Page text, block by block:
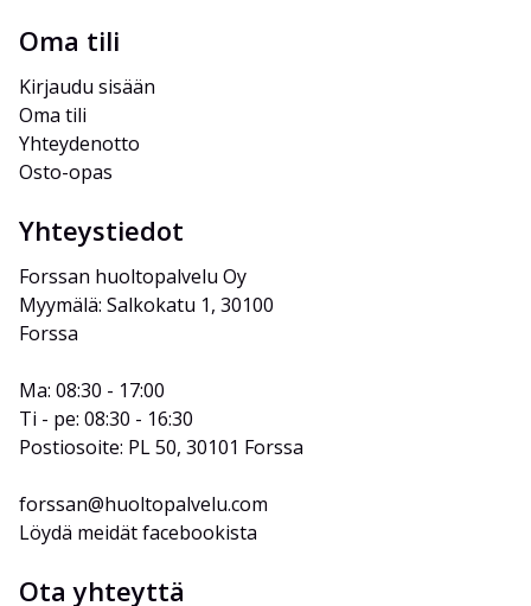
Oma tili
Kirjaudu sisään
Oma tili
Yhteydenotto
Osto-opas
Yhteystiedot
Forssan huoltopalvelu Oy
Myymälä: Salkokatu 1, 30100
Forssa
Ma: 08:30 - 17:00
Ti - pe: 08:30 - 16:30
Postiosoite: PL 50, 30101 Forssa
forssan@huoltopalvelu.com
Löydä meidät facebookista
Ota yhteyttä